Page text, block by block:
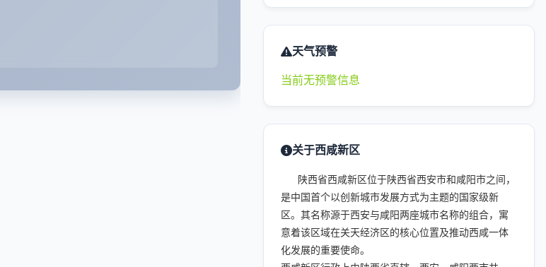
天气预警
当前无预警信息
关于西咸新区
陕西省西咸新区位于陕西省西安市和咸阳市之间，
是中国首个以创新城市发展方式为主题的国家级新
区。其名称源于西安与咸阳两座城市名称的组合，寓
意着该区域在关天经济区的核心位置及推动西咸一体
化发展的重要使命。